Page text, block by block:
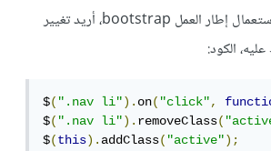
على ملف التنسيق وباستعمال إطار العمل bootstrap، أريد تغيير
الكود:
$(".nav li").on("click",
$(".nav li").removeClass(
$(this).addClass("active");